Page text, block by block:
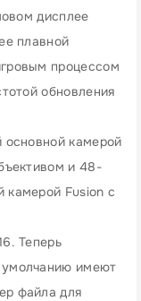
дисплее
плавной
процессом
обновления
основной камерой
и 48-
камерой Fusion с
Теперь
умолчанию имеют
файла для